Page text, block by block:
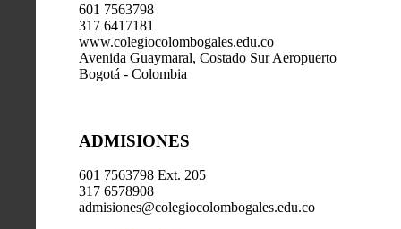
601 7563798
317 6417181
www.colegiocolombogales.edu.co
Avenida Guaymaral, Costado Sur Aeropuerto
Bogotá - Colombia
ADMISIONES
601 7563798 Ext. 205
317 6578908
admisiones@colegiocolombogales.edu.co